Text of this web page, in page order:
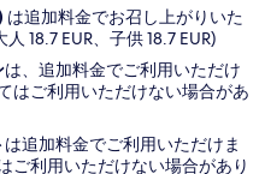
は追加料金でお召し上がりいた
18.7 EUR、子供 18.7 EUR)
は、追加料金でご利用いただけ
はご利用いただけない場合があ
は追加料金でご利用いただけま
ご利用いただけない場合があり